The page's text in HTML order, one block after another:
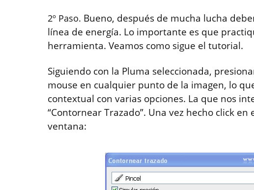
2º Paso. Bueno, después de mucha lucha
línea de energía. Lo importante es que
herramienta. Veamos como sigue el tutorial.
Siguiendo con la Pluma seleccionada,
mouse en cualquier punto de la imagen, lo
contextual con varias opciones. La que nos
“Contornear Trazado”. Una vez hecho click
ventana: